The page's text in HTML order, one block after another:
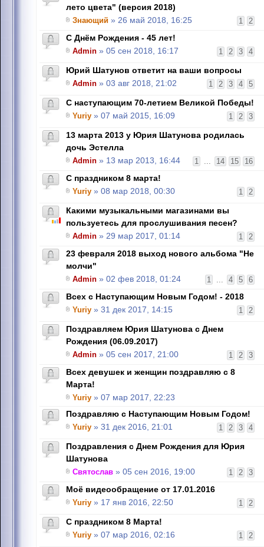
лето цвета" (версия 2018)
1 2
Знающий » 26 май 2018, 16:25
С Днём Рождения - 45 лет!
1 2 3 4
Admin » 05 сен 2018, 16:17
Юрий Шатунов ответит на ваши вопросы
1 2 3 4 5
Admin » 03 авг 2018, 21:02
С наступающим 70-летием Великой Победы!
1 2 3
Yuriy » 07 май 2015, 16:09
13 марта 2013 у Юрия Шатунова родилась
дочь Эстелла
1 ... 14 15 16
Admin » 13 мар 2013, 16:44
С праздником 8 марта!
1 2
Yuriy » 08 мар 2018, 00:30
Какими музыкальными магазинами вы
пользуетесь для прослушивания песен?
1 2
Admin » 29 мар 2017, 01:14
23 февраля 2018 выход нового альбома "Не
молчи"
1 ... 4 5 6
Admin » 02 фев 2018, 01:24
Всех с Наступающим Новым Годом! - 2018
1 2
Yuriy » 31 дек 2017, 14:15
Поздравляем Юрия Шатунова с Днем
Рождения (06.09.2017)
1 2 3
Admin » 05 сен 2017, 21:00
Всех девушек и женщин поздравляю с 8
Марта!
Yuriy » 07 мар 2017, 22:23
Поздравляю с Наступающим Новым Годом!
1 2 3 4
Yuriy » 31 дек 2016, 21:01
Поздравления с Днем Рождения для Юрия
Шатунова
1 2 3
Святослав » 05 сен 2016, 19:00
Моё видеообращение от 17.01.2016
1 2
Yuriy » 17 янв 2016, 22:50
C праздником 8 Марта!
1 2
Yuriy » 07 мар 2016, 02:16